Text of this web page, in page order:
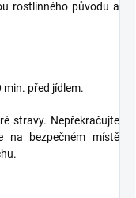
rostlinného původu a
min. před jídlem.
stravy. Nepřekračujte
na bezpečném místě